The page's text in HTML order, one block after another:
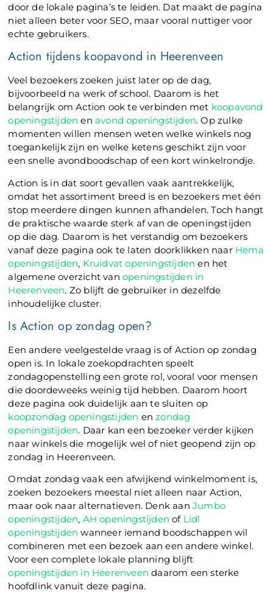
door de lokale pagina’s te leiden. Dat maakt de pagina
niet alleen beter voor SEO, maar vooral nuttiger voor
echte gebruikers.
Action tijdens koopavond in Heerenveen
Veel bezoekers zoeken juist later op de dag,
bijvoorbeeld na werk of school. Daarom is het
belangrijk om Action ook te verbinden met koopavond
openingstijden enavond openingstijden. Op zulke
momenten willen mensen weten welke winkels nog
toegankelijk zijn en welke ketens geschikt zijn voor
een snelle avondboodschap of een kort winkelrondje.
Action is in dat soort gevallen vaak aantrekkelijk,
omdat het assortiment breed is en bezoekers met één
stop meerdere dingen kunnen afhandelen. Toch hangt
de praktische waarde sterk af van de openingstijden
op die dag. Daarom is het verstandig om bezoekers
vanaf deze pagina ook te laten doorklikken naar Hema
openingstijden, Kruidvat openingstijden en het
algemene overzicht vanopeningstijden in
Heerenveen. Zo blijft de gebruiker in dezelfde
inhoudelijke cluster.
Is Action op zondag open?
Een andere veelgestelde vraag is of Action op zondag
open is. In lokale zoekopdrachten speelt
zondagopenstelling een grote rol, vooral voor mensen
die doordeweeks weinig tijd hebben. Daarom hoort
deze pagina ook duidelijk aan te sluiten op
koopzondag openingstijden enzondag
openingstijden. Daar kan een bezoeker verder kijken
naar winkels die mogelijk wel of niet geopend zijn op
zondag in Heerenveen.
Omdat zondag vaak een afwijkend winkelmoment is,
zoeken bezoekers meestal niet alleen naar Action,
maar ook naar alternatieven. Denk aanJumbo
openingstijden, AH openingstijden of Lidl
openingstijden wanneer iemand boodschappen wil
combineren met een bezoek aan een andere winkel.
Voor een complete lokale planning blijft
openingstijden in Heerenveen daarom een sterke
hoofdlink vanuit deze pagina.